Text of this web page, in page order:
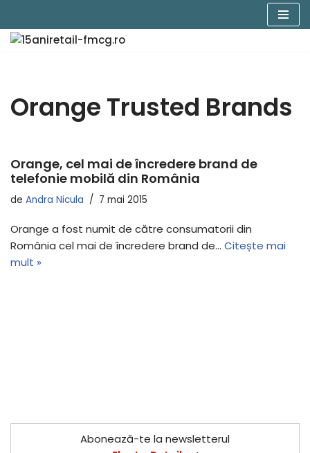
Sari
Orange Trusted Brands
Orange, cel mai de încredere brand de
telefonie mobilă din România
de Andra Nicula 7 mai 2015
Orange a fost numit de către consumatorii din
România cel mai de încredere brand de… Citește mai
mult »
Abonează-te la newsletterul